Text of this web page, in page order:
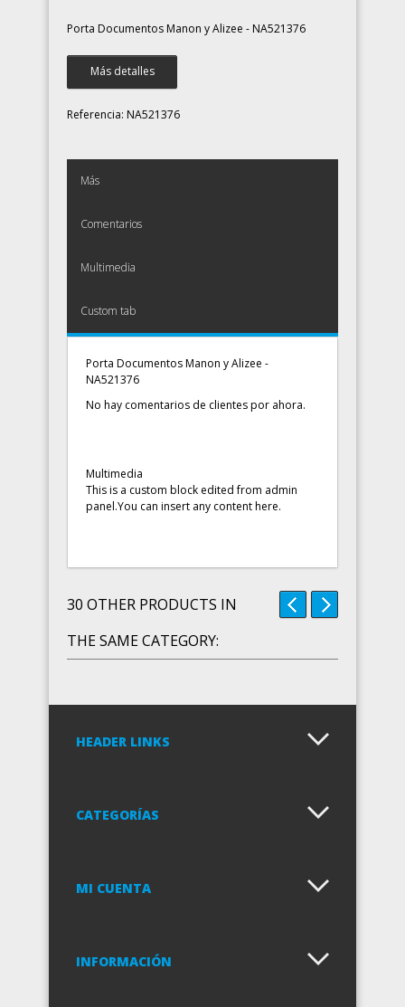
Porta Documentos Manon y Alizee - NA521376
Más detalles
Referencia: NA521376
Más
Comentarios
Multimedia
Custom tab
Porta Documentos Manon y Alizee -
NA521376
No hay comentarios de clientes por ahora.
Multimedia
This is a custom block edited from admin
panel.You can insert any content here.
30 OTHER PRODUCTS IN
THE SAME CATEGORY:
Vaca 75 cm Manon y...
HEADER LINKS
CATEGORÍAS
MI CUENTA
INFORMACIÓN